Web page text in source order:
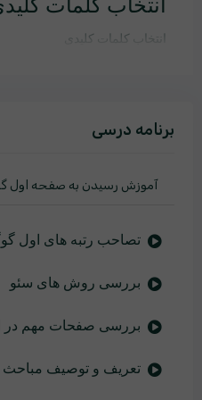
انتخاب کلمات کلیدی
برنامه درسی
آموزش رسیدن به صفحه اول
تصاحب رتبه های اول
بررسی روش های سئو
بررسی صفحات مهم در
تعریف و توصیف مباحث